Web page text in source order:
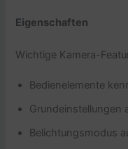
Eigenschaften
Wichtige Kamera-
Bedienelemente
Grundeinstellungen
Belichtungsmodus